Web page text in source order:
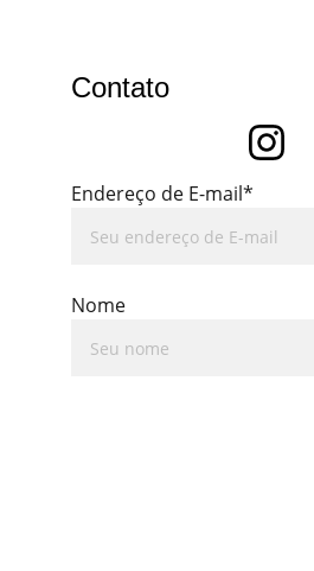
Contato
Endereço de E-mail*
Nome